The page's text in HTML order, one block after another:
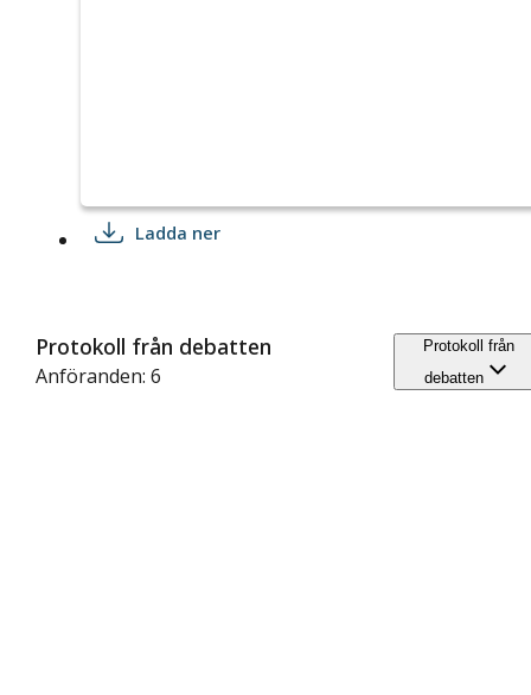
Ladda ner
Protokoll från debatten
Anföranden: 6
Protokoll från
debatten